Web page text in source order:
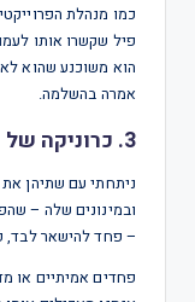
כמו מנהלת
פיל שקשרו אותו
הוא משוכנע שהוא
אמרה בהשלמה.
3. כרוניקה של פחד
ניתחתי עם שתיהן
ובמינונים שלה –
– פחד להישאר לבד,
פחדים אמיתיים או